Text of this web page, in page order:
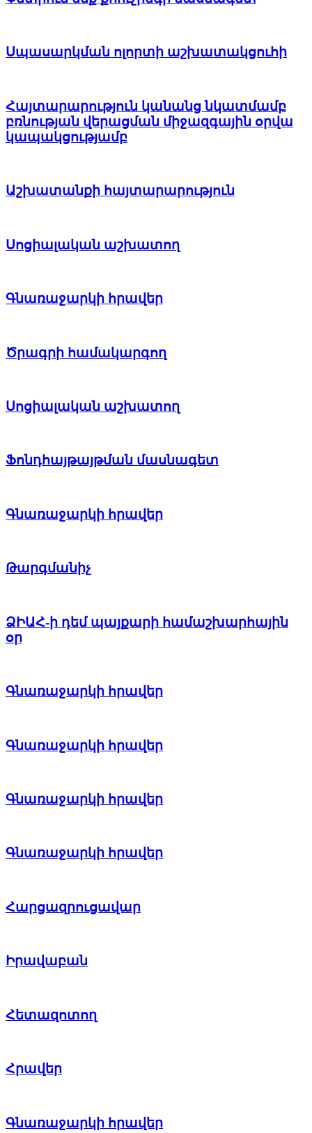
Սպասարկման ոլորտի աշխատակցուհի
Հայտարարություն կանանց նկատմամբ
բռնության վերացման միջազգային օրվա
կապակցությամբ
Աշխատանքի հայտարարություն
Սոցիալական աշխատող
Գնառաջարկի հրավեր
Ծրագրի համակարգող
Սոցիալական աշխատող
Ֆոնդհայթայթման մասնագետ
Գնառաջարկի հրավեր
Թարգմանիչ
ՁԻԱՀ-ի դեմ պայքարի համաշխարհային
օր
Գնառաջարկի հրավեր
Գնառաջարկի հրավեր
Գնառաջարկի հրավեր
Գնառաջարկի հրավեր
Հարցազրուցավար
Իրավաբան
Հետազոտող
Հրավեր
Գնառաջարկի հրավեր